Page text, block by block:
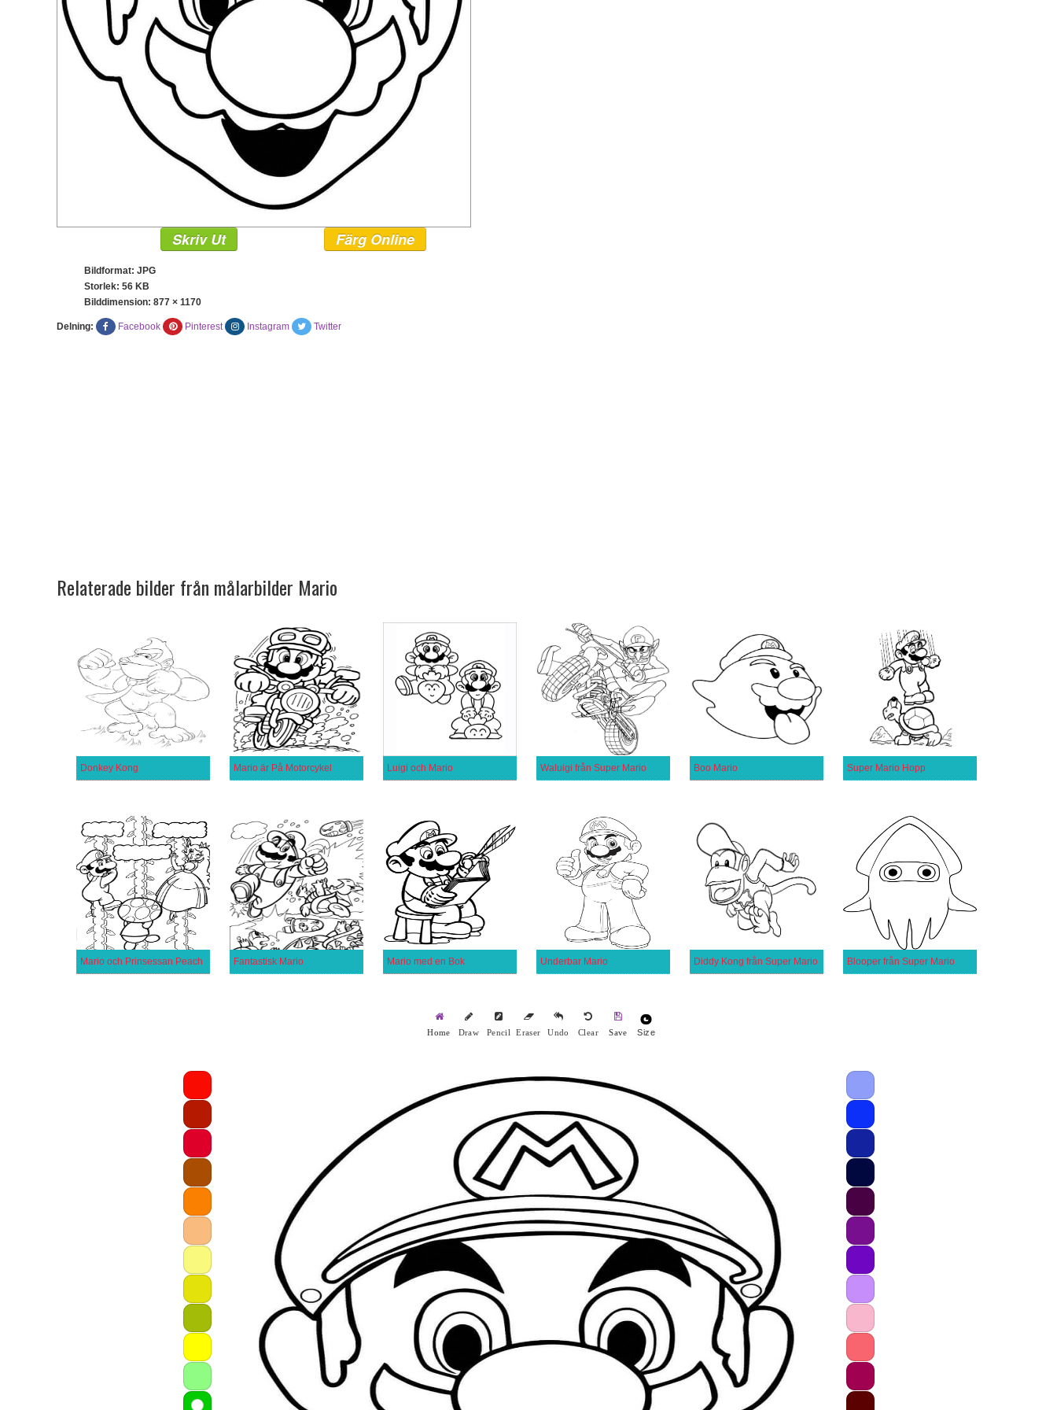
Skriv Ut Färg Online
Bildformat: JPG
Storlek: 56 KB
Bilddimension: 877 × 1170
Delning: Facebook Pinterest Instagram Twitter
Relaterade bilder från målarbilder Mario
Donkey Kong Mario är På Motorcykel Luigi och Mario Waluigi från Super Mario Boo Mario Super Mario Hopp
Mario och Prinsessan Peach Fantastisk Mario Mario med en Bok Underbar Mario Diddy Kong från Super Mario Blooper från Super Mario
Home Draw Pencil Eraser Undo Clear Save Size